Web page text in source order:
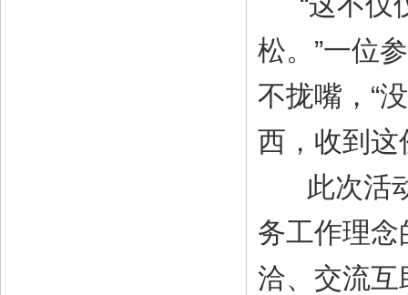
松。”一位
不拢嘴，“
西，收到这
此次活动
务工作理
洽、交流互